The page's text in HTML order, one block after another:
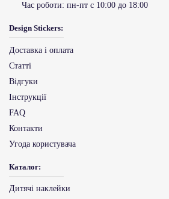
Час роботи: пн-пт с 10:00 до 18:00
Design Stickers:
Доставка і оплата
Статті
Відгуки
Інструкції
FAQ
Контакти
Угода користувача
Каталог:
Дитячі наклейки